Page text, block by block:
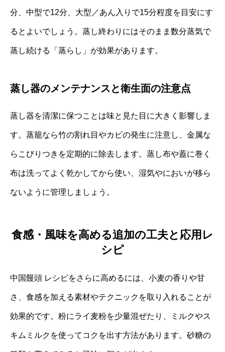
分、中型で12分、大型／あん入りで15分程度を目安にす
るとよいでしょう。蒸し終わりにはそのまま数分蒸気で
蒸し続ける「蒸らし」が効果があります。
蒸し器のメンテナンスと衛生面の注意点
蒸し器を清潔に保つことは味と見た目に大きく影響しま
す。蒸籠なら竹の割れ目やカビの発生に注意し、金属な
らこびりつきを定期的に除去します。蒸し布や蓋に巻く
布は洗ってよく乾かしてから使い、湿気やにおいが移ら
ないように管理しましょう。
食感・風味を高める追加の工夫と応用レ
シピ
中国饅頭 レシピをさらに高めるには、小麦の香りや甘
さ、食感を加える素材やテクニックを取り入れることが
効果的です。粉にライ麦粉を少量混ぜたり、ミルクやス
キムミルクを使ってコクを出す方法があります。砂糖の